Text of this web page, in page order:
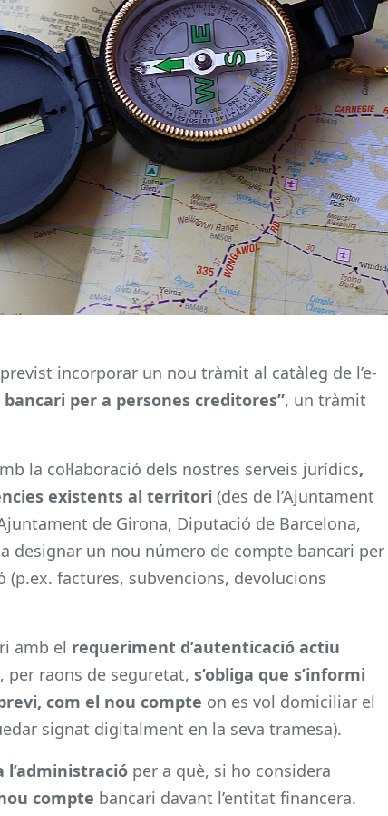
incorporar un nou tràmit al catàleg de l’e-
per a persones creditores”, un tràmit
la col·laboració dels nostres serveis jurídics,
existents al territori (des de l’Ajuntament
de Girona, Diputació de Barcelona,
designar un nou número de compte bancari per
(p.ex. factures, subvencions, devolucions
amb el requeriment d’autenticació actiu
raons de seguretat, s’obliga que s’informi
com el nou compte on es vol domiciliar el
signat digitalment en la seva tramesa).
per a què, si ho considera
compte bancari davant l’entitat financera.